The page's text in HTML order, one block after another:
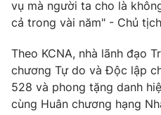
Giấy phép hoạt động báo in và
cấp ngày 29/12/2023
Tổng Biên tập:Vũ Thanh Thủy
Phó Tổng Biên tập: Nguyễn Thị
Nguyễn Trọng Ninh
Tổng đài VTV:024.38 355 931
vụ mà người ta cho là
cả trong vài năm" - Chủ
Theo KCNA, nhà lãnh đạo
chương Tự do và Độc lập
528 và phong tặng danh
cùng Huân chương hạng